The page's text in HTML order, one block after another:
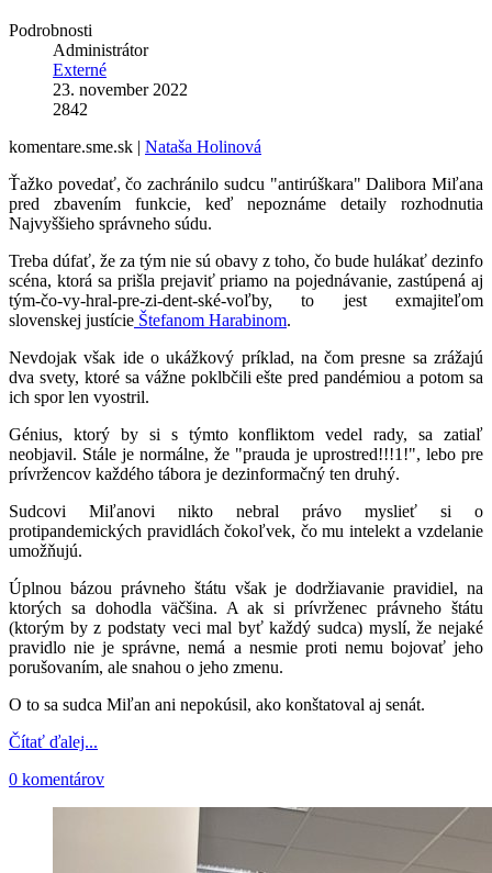
Podrobnosti
Administrátor
Externé
23. november 2022
2842
komentare.sme.sk | Nataša Holinová
Ťažko povedať, čo zachránilo sudcu "antirúškara" Dalibora Miľana
pred zbavením funkcie, keď nepoznáme detaily rozhodnutia
Najvyššieho správneho súdu.
Treba dúfať, že za tým nie sú obavy z toho, čo bude hulákať dezinfo
scéna, ktorá sa prišla prejaviť priamo na pojednávanie, zastúpená aj
tým-čo-vy-hral-pre-zi-dent-ské-voľby, to jest exmajiteľom
slovenskej justície Štefanom Harabinom.
Nevdojak však ide o ukážkový príklad, na čom presne sa zrážajú
dva svety, ktoré sa vážne poklbčili ešte pred pandémiou a potom sa
ich spor len vyostril.
Génius, ktorý by si s týmto konfliktom vedel rady, sa zatiaľ
neobjavil. Stále je normálne, že "prauda je uprostred!!!1!", lebo pre
prívržencov každého tábora je dezinformačný ten druhý.
Sudcovi Miľanovi nikto nebral právo myslieť si o
protipandemických pravidlách čokoľvek, čo mu intelekt a vzdelanie
umožňujú.
Úplnou bázou právneho štátu však je dodržiavanie pravidiel, na
ktorých sa dohodla väčšina. A ak si prívrženec právneho štátu
(ktorým by z podstaty veci mal byť každý sudca) myslí, že nejaké
pravidlo nie je správne, nemá a nesmie proti nemu bojovať jeho
porušovaním, ale snahou o jeho zmenu.
O to sa sudca Miľan ani nepokúsil, ako konštatoval aj senát.
Čítať ďalej...
0 komentárov